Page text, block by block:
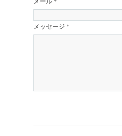
メッセージ *